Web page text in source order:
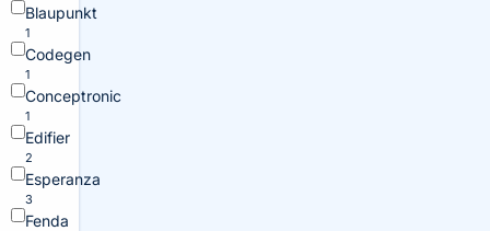
Blaupunkt
1
Codegen
1
Conceptronic
1
Edifier
2
Esperanza
3
Fenda